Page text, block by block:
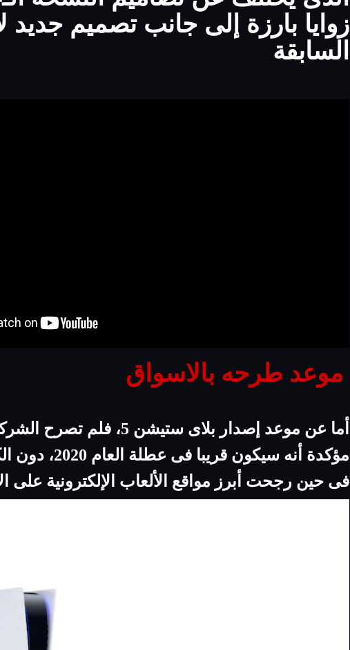
زوايا بارزة إلى جانب تصميم
السابقة
موعد طرحه بالاسواق
أما عن موعد إصدار بلاى ستيشن 5، فلم تصرح الشركة بموعد محدد للطرح،
مؤكدة أنه سيكون قريبا فى عطلة العام 2020، دون الكشف السعر أو تفاصيل إضافية،
فى حين رجحت أبرز مواقع الألعاب الإلكترونية على